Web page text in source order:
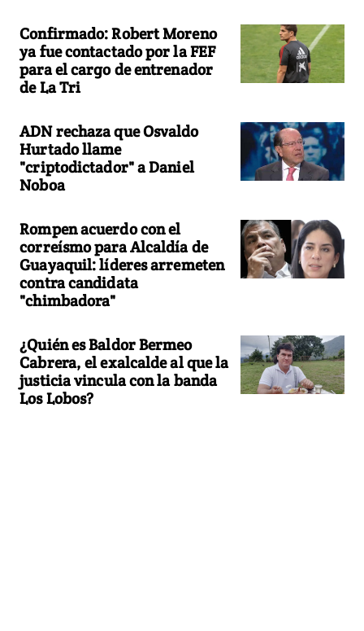
Confirmado: Robert Moreno
ya fue contactado por la FEF
para el cargo de entrenador
de La Tri
ADN rechaza que Osvaldo
Hurtado llame
"criptodictador" a Daniel
Noboa
Rompen acuerdo con el
correísmo para Alcaldía de
Guayaquil: líderes arremeten
contra candidata
"chimbadora"
¿Quién es Baldor Bermeo
Cabrera, el exalcalde al que la
justicia vincula con la banda
Los Lobos?